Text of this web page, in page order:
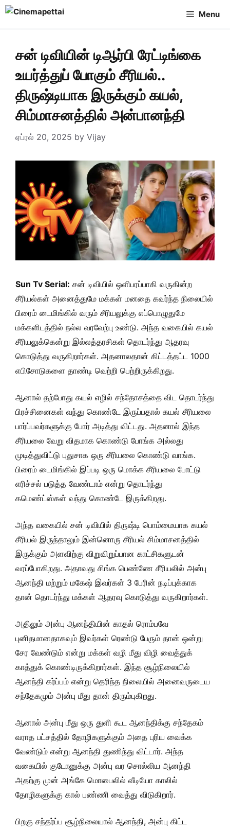
Skip
Menu
சன் டிவியின் டிஆர்பி ரேட்டிங்கை
உயர்த்துப் போகும் சீரியல்..
திருஷ்டியாக இருக்கும் கயல்,
சிம்மாசனத்தில் அன்பானந்தி
ஏப்ரல் 20, 2025 by Vijay
Sun Tv Serial: சன் டிவியில் ஒளிபரப்பாகி வருகின்ற
சீரியல்கள் அனைத்துமே மக்கள் மனதை கவர்ந்த நிலையில்
பிரைம் டைமிங்கில் வரும் சீரியலுக்கு எப்பொழுதுமே
மக்களிடத்தில் நல்ல வரவேற்பு உண்டு. அந்த வகையில் கயல்
சீரியலுக்கென்று இல்லத்தரசிகள் தொடர்ந்து ஆதரவு
கொடுத்து வருகிறார்கள். அதனாலதான் கிட்டத்தட்ட 1000
எபிசோடுகளை தாண்டி வெற்றி பெற்றிருக்கிறது.
ஆனால் தற்போது கயல் எழில் சந்தோசத்தை விட தொடர்ந்து
பிரச்சினைகள் வந்து கொண்டே இருப்பதால் கயல் சீரியலை
பார்ப்பவர்களுக்கு போர் அடித்து விட்டது. அதனால் இந்த
சீரியலை வேறு விதமாக கொண்டு போங்க அல்லது
முடித்துவிட்டு புதுசாக ஒரு சீரியலை கொண்டு வாங்க.
பிரைம் டைமிங்கில் இப்படி ஒரு மொக்க சீரியலை போட்டு
எரிச்சல் படுத்த வேண்டாம் என்று தொடர்ந்து
கமெண்ட்ஸ்கள் வந்து கொண்டே இருக்கிறது.
அந்த வகையில் சன் டிவியில் திருஷ்டி பொம்மையாக கயல்
சீரியல் இருந்தாலும் இன்னொரு சீரியல் சிம்மாசனத்தில்
இருக்கும் அளவிற்கு விறுவிறுப்பான காட்சிகளுடன்
வரப்போகிறது. அதாவது சிங்க பெண்ணே சீரியலில் அன்பு
ஆனந்தி மற்றும் மகேஷ் இவர்கள் 3 பேரின் நடிப்புக்காக
தான் தொடர்ந்து மக்கள் ஆதரவு கொடுத்து வருகிறார்கள்.
அதிலும் அன்பு ஆனந்தியின் காதல் ரொம்பவே
புனிதமானதாகவும் இவர்கள் ரெண்டு பேரும் தான் ஒன்று
சேர வேண்டும் என்று மக்கள் வழி மீது விழி வைத்துக்
காத்துக் கொண்டிருக்கிறார்கள். இந்த சூழ்நிலையில்
ஆனந்தி கர்ப்பம் என்று தெரிந்த நிலையில் அனைவருடைய
சந்தேகமும் அன்பு மீது தான் திரும்புகிறது.
ஆனால் அன்பு மீது ஒரு துளி கூட ஆனந்திக்கு சந்தேகம்
வராத பட்சத்தில் தோழிகளுக்கும் அதை புரிய வைக்க
வேண்டும் என்று ஆனந்தி துணிந்து விட்டார். அந்த
வகையில் குடோனுக்கு அன்பு வர சொல்லிய ஆனந்தி
அதற்கு முன் அங்கே மொபைலில் வீடியோ காலில்
தோழிகளுக்கு கால் பண்ணி வைத்து விடுகிறார்.
பிறகு சந்தர்ப்ப சூழ்நிலையால் ஆனந்தி, அன்பு கிட்ட